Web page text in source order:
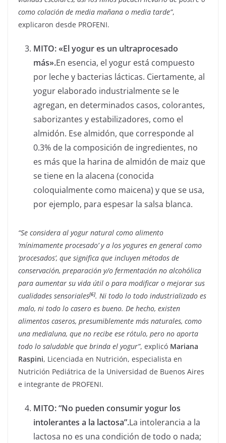
como colación de media mañana o media tarde”,
explicaron desde PROFENI.
MITO: «El yogur es un ultraprocesado
más».En esencia, el yogur está compuesto
por leche y bacterias lácticas. Ciertamente, al
yogur elaborado industrialmente se le
agregan, en determinados casos, colorantes,
saborizantes y estabilizadores, como el
almidón. Ese almidón, que corresponde al
0.3% de la composición de ingredientes, no
es más que la harina de almidón de maiz que
se tiene en la alacena (conocida
coloquialmente como maicena) y que se usa,
por ejemplo, para espesar la salsa blanca.
“Se considera al yogur natural como alimento
‘mínimamente procesado’ y a los yogures en general como
‘procesados’, que significa que incluyen métodos de
conservación, preparación y/o fermentación no alcohólica
para aumentar su vida útil o para modificar o mejorar sus
cualidades sensoriales[6]. Ni todo lo todo industrializado es
malo, ni todo lo casero es bueno. De hecho, existen
alimentos caseros, presumiblemente más naturales, como
una medialuna, que no recibe ese rótulo, pero no aporta
todo lo saludable que brinda el yogur”, explicó Mariana
Raspini, Licenciada en Nutrición, especialista en
Nutrición Pediátrica de la Universidad de Buenos Aires
e integrante de PROFENI.
MITO: “No pueden consumir yogur los
intolerantes a la lactosa”.La intolerancia a la
lactosa no es una condición de todo o nada;